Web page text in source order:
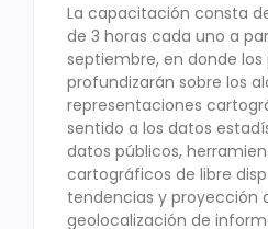
La capacitación consta
de 3 horas cada uno a
septiembre, en donde
profundizarán sobre los
representaciones
sentido a los datos
datos públicos,
cartográficos de libre
tendencias y proyección
geolocalización de